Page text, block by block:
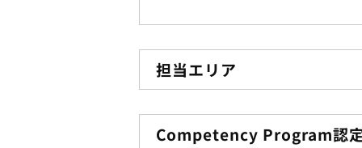
担当エリア
Competency Program認